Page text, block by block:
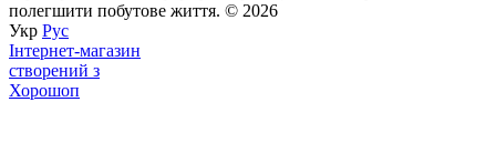
полегшити побутове життя. © 2026
Укр Рус
Інтернет-магазин
створений з
Хорошоп